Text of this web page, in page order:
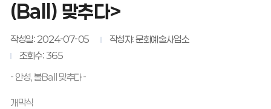
(Ball) 맞추다>
작성일: 2024-07-05
작성자: 문화예술사업소
조회수: 365
- 안성, 볼Ball 맞추다 -
개막식